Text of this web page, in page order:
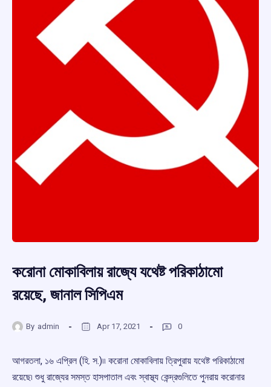
করোনা মোকাবিলায় রাজ্যে যথেষ্ট পরিকাঠামো
রয়েছে, জানাল সিপিএম
By admin Apr 17, 2021 0
আগরতলা, ১৬ এপ্রিল (হি. স.)৷৷ করোনা মোকাবিলায় ত্রিপুরায় যথেষ্ট পরিকাঠামো
রয়েছে৷ শুধু রাজ্যের সমস্ত হাসপাতাল এবং স্বাস্থ্য কেন্দ্রগুলিতে পুনরায় করোনার